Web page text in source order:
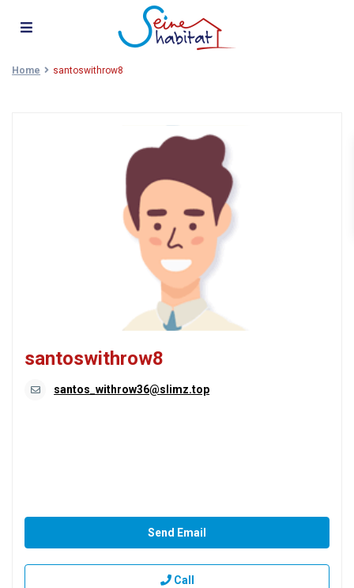
Home santoswithrow8
santoswithrow8
santos_withrow36@slimz.top
Send Email
Call